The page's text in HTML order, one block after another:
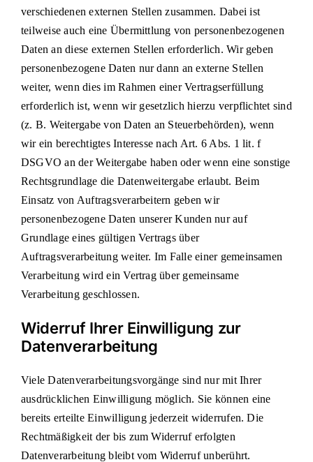
verschiedenen externen Stellen zusammen. Dabei ist
teilweise auch eine Übermittlung von personenbezogenen
Daten an diese externen Stellen erforderlich. Wir geben
personenbezogene Daten nur dann an externe Stellen
weiter, wenn dies im Rahmen einer Vertragserfüllung
erforderlich ist, wenn wir gesetzlich hierzu verpflichtet sind
(z. B. Weitergabe von Daten an Steuerbehörden), wenn
wir ein berechtigtes Interesse nach Art. 6 Abs. 1 lit. f
DSGVO an der Weitergabe haben oder wenn eine sonstige
Rechtsgrundlage die Datenweitergabe erlaubt. Beim
Einsatz von Auftragsverarbeitern geben wir
personenbezogene Daten unserer Kunden nur auf
Grundlage eines gültigen Vertrags über
Auftragsverarbeitung weiter. Im Falle einer gemeinsamen
Verarbeitung wird ein Vertrag über gemeinsame
Verarbeitung geschlossen.
Widerruf Ihrer Einwilligung zur
Datenverarbeitung
Viele Datenverarbeitungsvorgänge sind nur mit Ihrer
ausdrücklichen Einwilligung möglich. Sie können eine
bereits erteilte Einwilligung jederzeit widerrufen. Die
Rechtmäßigkeit der bis zum Widerruf erfolgten
Datenverarbeitung bleibt vom Widerruf unberührt.